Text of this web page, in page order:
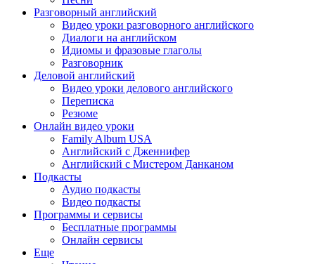
Разговорный английский
Видео уроки разговорного английского
Диалоги на английском
Идиомы и фразовые глаголы
Разговорник
Деловой английский
Видео уроки делового английского
Переписка
Резюме
Онлайн видео уроки
Family Album USA
Английский с Дженнифер
Английский с Мистером Данканом
Подкасты
Аудио подкасты
Видео подкасты
Программы и сервисы
Бесплатные программы
Онлайн сервисы
Еще